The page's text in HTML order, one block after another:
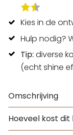
Kies in de
Hulp nodig?
Tip: diverse
(echt shine
Omschrijving
Hoeveel kost dit